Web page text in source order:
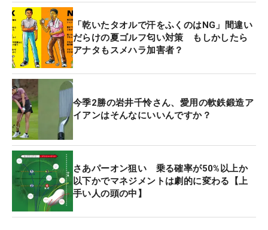
「乾いたタオルで汗をふくのはNG」間違い
だらけの夏ゴルフ匂い対策 もしかしたら
アナタもスメハラ加害者？
今季2勝の岩井千怜さん、愛用の軟鉄鍛造ア
イアンはそんなにいいんですか？
さあパーオン狙い 乗る確率が50%以上か
以下かでマネジメントは劇的に変わる【上
手い人の頭の中】